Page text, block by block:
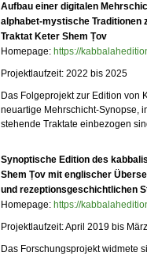
Aufbau einer digitalen
alphabet-mystische Traditionen
Traktat Keter Shem Ṭov
Homepage: https://
Projektlaufzeit: 2022 bis 2025
Das Folgeprojekt zur Edition von
neuartige Mehrschicht-Synopse,
stehende Traktate einbezogen
Synoptische Edition des
Shem Ṭov mit englischer
und rezeptionsgeschichtlichen
Homepage: https://
Projektlaufzeit:April 2019 bis
Das Forschungsprojekt widmete